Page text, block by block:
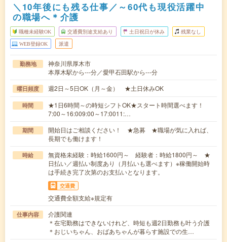
＼10年後にも残る仕事／～60代も現役活躍中
の職場へ＊介護
職種未経験OK 交通費別途支給あり 土日祝日が休み 残業なし
WEB登録OK 派遣
勤務地
神奈川県厚木市
本厚木駅から---分／愛甲石田駅から---分
曜日頻度 週2日～5日OK（月～金） ★土日休みOK
時間
★1日6時間～の時短シフトOK★スタート時間選べます！
7:00～16:009:00～17:0011:…
期間
開始日はご相談ください！ ★急募 ★職場が気に入れば、
長期でも働けます！
時給
無資格未経験：時給1600円～ 経験者：時給1800円～ ★
日払い／週払い制度あり（月払いも選べます）※稼働開始時
は手続き完了次第のお支払いとなります。
交通費
交通費全額支給※規定有
仕事内容
介護関連
＊在宅勤務はできないけれど、時短も週2日勤務も叶う介護
＊おじいちゃん、おばあちゃんが暮らす施設での生…